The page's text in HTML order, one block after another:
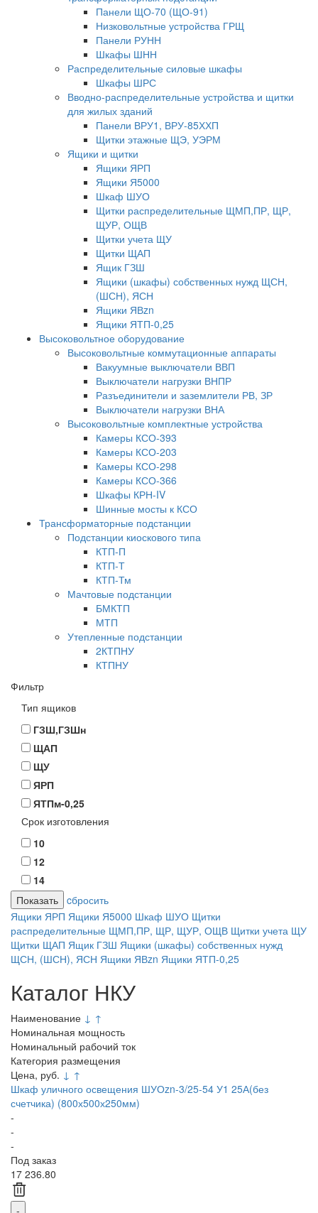
Панели ЩО-70 (ЩО-91)
Низковольтные устройства ГРЩ
Панели РУНН
Шкафы ШНН
Распределительные силовые шкафы
Шкафы ШРС
Вводно-распределительные устройства и щитки
для жилых зданий
Панели ВРУ1, ВРУ-85ХХП
Щитки этажные ЩЭ, УЭРМ
Ящики и щитки
Ящики ЯРП
Ящики Я5000
Шкаф ШУО
Щитки распределительные ЩМП,ПР, ЩР,
ЩУР, ОЩВ
Щитки учета ЩУ
Щитки ЩАП
Ящик ГЗШ
Ящики (шкафы) собственных нужд ЩСН,
(ШСН), ЯСН
Ящики ЯВzn
Ящики ЯТП-0,25
Высоковольтное оборудование
Высоковольтные коммутационные аппараты
Вакуумные выключатели ВВП
Выключатели нагрузки ВНПР
Разъединители и заземлители РВ, ЗР
Выключатели нагрузки ВНА
Высоковольтные комплектные устройства
Камеры КСО-393
Камеры КСО-203
Камеры КСО-298
Камеры КСО-366
Шкафы КРН-IV
Шинные мосты к КСО
Трансформаторные подстанции
Подстанции киоскового типа
КТП-П
КТП-Т
КТП-Тм
Мачтовые подстанции
БМКТП
МТП
Утепленные подстанции
2КТПНУ
КТПНУ
Фильтр
Тип ящиков
ГЗШ,ГЗШн
ЩАП
ЩУ
ЯРП
ЯТПм-0,25
Срок изготовления
10
12
14
cбросить
Ящики ЯРП Ящики Я5000 Шкаф ШУО Щитки
распределительные ЩМП,ПР, ЩР, ЩУР, ОЩВ Щитки учета ЩУ
Щитки ЩАП Ящик ГЗШ Ящики (шкафы) собственных нужд
ЩСН, (ШСН), ЯСН Ящики ЯВzn Ящики ЯТП-0,25
Каталог НКУ
Наименование ↓ ↑
Номинальная мощность
Номинальный рабочий ток
Категория размещения
Цена, руб. ↓ ↑
Шкаф уличного освещения ШУОzn-3/25-54 У1 25А(без
счетчика) (800х500х250мм)
-
-
-
Под заказ
17 236.80